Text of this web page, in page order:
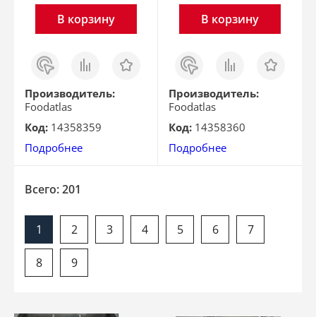
В корзину
Заказ
в 1
клик
Сравнить Отложить
Производитель:
Foodatlas
Код: 14358359
Подробнее
В корзину
Заказ
в 1
клик
Сравнить Отложить
Производитель:
Foodatlas
Код: 14358360
Подробнее
Всего: 201
1 2 3 4 5 6 7
8 9